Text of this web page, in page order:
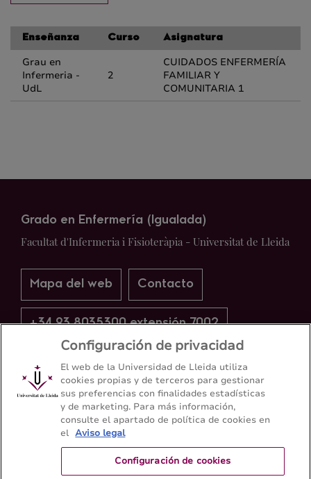
Enseñanza Curso Asignatura
Grau en
Infermeria -
UdL
2
CUIDADOS ENFERMERÍA
FAMILIAR Y
COMUNITARIA 1
Grado en Enfermería (Igualada)
Facultat d'Infermeria i Fisioteràpia - Universitat de Lleida
Mapa del web Contacto
+34 93 8035300 extensión 7002
Configuración de privacidad
El web de la Universidad de Lleida utiliza
cookies propias y de terceros para gestionar
sus preferencias con finalidades estadísticas
y de marketing. Para más información,
consulte el apartado de política de cookies en
el Aviso legal
Configuración de cookies